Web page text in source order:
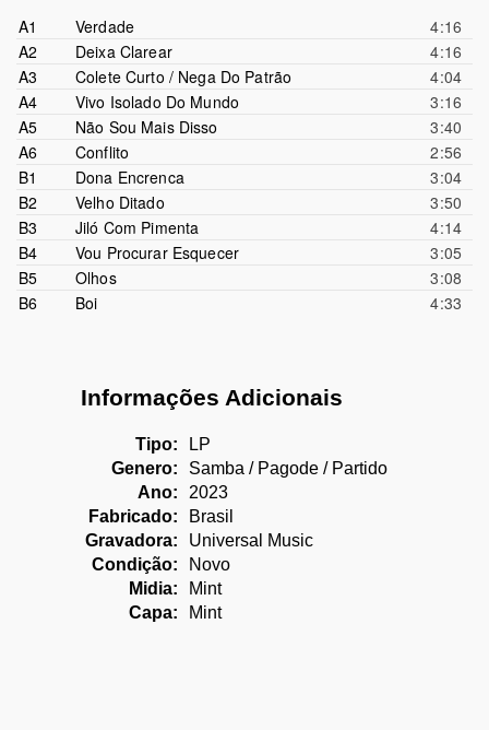
A1 Verdade
4:16
A2
Deixa Clarear
4:16
A3
Colete Curto / Nega Do Patrão
4:04
A4
Vivo Isolado Do Mundo
3:16
A5
Não Sou Mais Disso
3:40
A6
Conflito
2:56
B1
Dona Encrenca
3:04
B2
Velho Ditado
3:50
B3
Jiló Com Pimenta
4:14
B4
Vou Procurar Esquecer
3:05
B5
Olhos
3:08
B6
Boi 4:33
Informações Adicionais
Tipo:
LP
Genero:
Samba / Pagode / Partido
Ano:
2023
Fabricado:
Brasil
Gravadora:
Universal Music
Condição:
Novo
Midia:
Mint
Capa:
Mint